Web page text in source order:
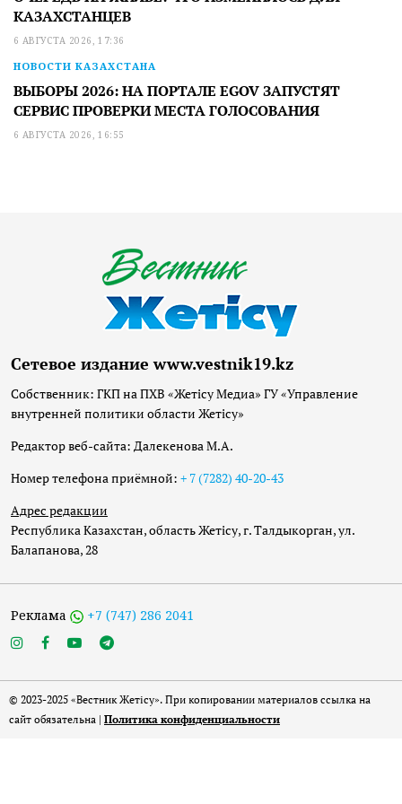
КАЗАХСТАНЦЕВ
6 АВГУСТА 2026, 17:36
НОВОСТИ КАЗАХСТАНА
ВЫБОРЫ 2026: НА ПОРТАЛЕ EGOV ЗАПУСТЯТ
СЕРВИС ПРОВЕРКИ МЕСТА ГОЛОСОВАНИЯ
6 АВГУСТА 2026, 16:55
Сетевое издание www.vestnik19.kz
Собственник: ГКП на ПХВ «Жетісу Медиа» ГУ «Управление
внутренней политики области Жетісу»
Редактор веб-сайта: Далекенова М.А.
Номер телефона приёмной: + 7 (7282) 40-20-43
Адрес редакции
Республика Казахстан, область Жетісу, г. Талдыкорган, ул.
Балапанова, 28
Реклама +7 (747) 286 2041
© 2023-2025 «Вестник Жетісу». При копировании материалов ссылка на
сайт обязательна | Политика конфиденциальности